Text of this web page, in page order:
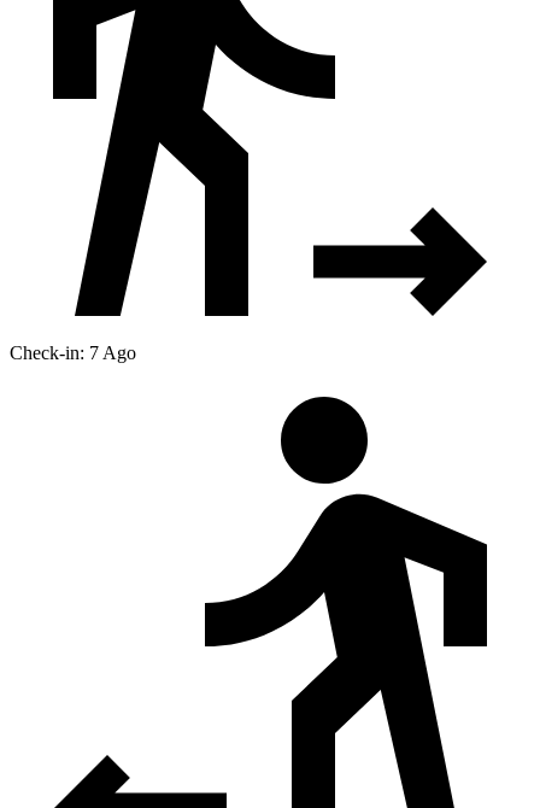
Check-in: 7 Ago